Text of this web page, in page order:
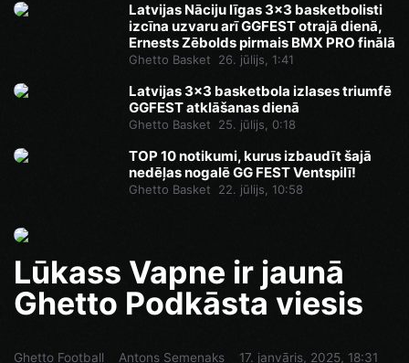
Latvijas Nāciju līgas 3x3 basketbolisti
izcīna uzvaru arī GGFEST otrajā dienā,
Ernests Zēbolds pirmais BMX PRO finālā
Ghetto Basket 26. jūlijs, 1:41
Latvijas 3x3 basketbola izlases triumfē
GGFEST atklāšanas dienā
Ghetto Basket 25. jūlijs, 0:18
TOP 10 notikumi, kurus izbaudīt šajā
nedēļas nogalē GG FEST Ventspilī!
Ghetto Basket 22. jūlijs, 10:58
Lūkass Vapne ir jaunā
Ghetto Podkāsta viesis
Ghetto Football Antons Semeņaks 17. janvāris, 2025, 18:31